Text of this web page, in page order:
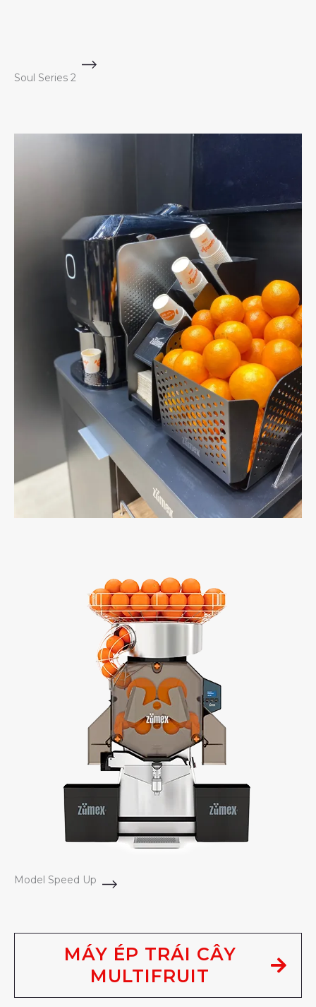
Soul Series 2
Model Speed Up
MÁY ÉP TRÁI CÂY
MULTIFRUIT